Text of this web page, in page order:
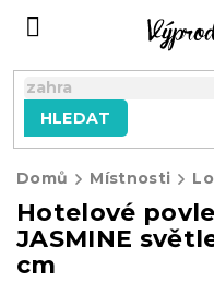
HLEDAT
Domů Místnosti
Hotelové
JASMINE
cm